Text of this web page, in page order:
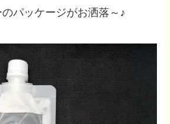
パッケージがお洒落～♪